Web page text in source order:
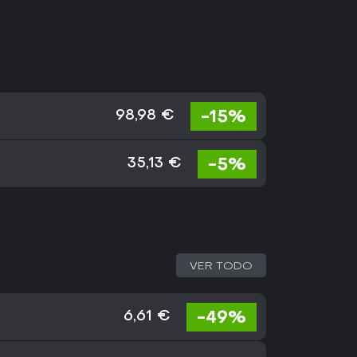
98,98 € -15%
35,13 € -5%
VER TODO
6,61 € -49%